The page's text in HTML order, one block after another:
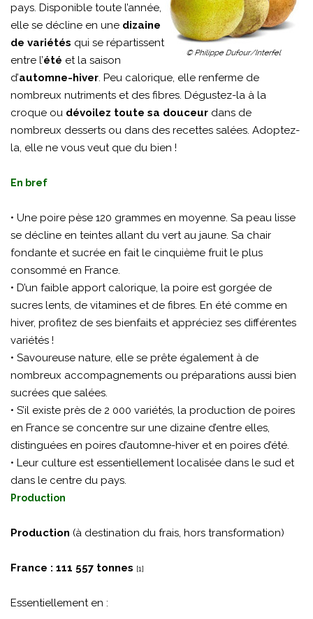
pays. Disponible toute l’année,
elle se décline en une dizaine
de variétés qui se répartissent
entre l’été et la saison
d’automne-hiver. Peu calorique, elle renferme de
nombreux nutriments et des fibres. Dégustez-la à la
croque ou dévoilez toute sa douceur dans de
nombreux desserts ou dans des recettes salées. Adoptez-
la, elle ne vous veut que du bien !
En bref
• Une poire pèse 120 grammes en moyenne. Sa peau lisse
se décline en teintes allant du vert au jaune. Sa chair
fondante et sucrée en fait le cinquième fruit le plus
consommé en France.
• D’un faible apport calorique, la poire est gorgée de
sucres lents, de vitamines et de fibres. En été comme en
hiver, profitez de ses bienfaits et appréciez ses différentes
variétés !
• Savoureuse nature, elle se prête également à de
nombreux accompagnements ou préparations aussi bien
sucrées que salées.
• S’il existe près de 2 000 variétés, la production de poires
en France se concentre sur une dizaine d’entre elles,
distinguées en poires d’automne-hiver et en poires d’été.
• Leur culture est essentiellement localisée dans le sud et
dans le centre du pays.
Production
Production (à destination du frais, hors transformation)
France : 111 557 tonnes [1]
Essentiellement en :